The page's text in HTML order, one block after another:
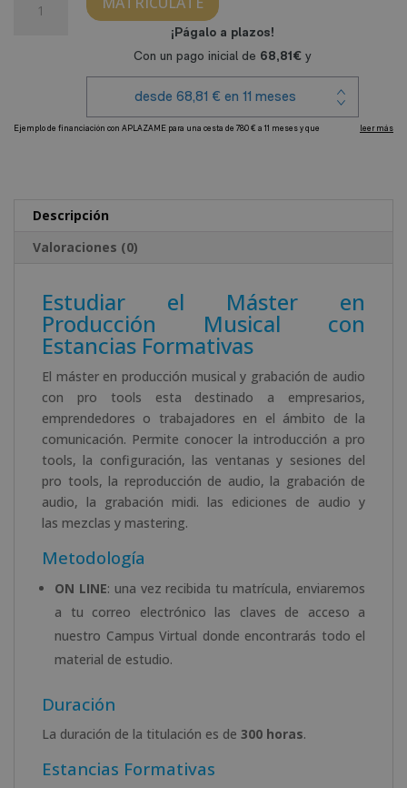
3.120,00€.
de
(Incluye
Estancias
Descripción
Valoraciones (0)
Estudiar el Máster en
Producción Musical con
Estancias Formativas
El máster en producción musical y grabación de audio
con pro tools esta destinado a empresarios,
emprendedores o trabajadores en el ámbito de la
comunicación. Permite conocer la introducción a pro
tools, la configuración, las ventanas y sesiones del
pro tools, la reproducción de audio, la grabación de
audio, la grabación midi. las ediciones de audio y
las mezclas y mastering.
Metodología
ON LINE: una vez recibida tu matrícula, enviaremos
a tu correo electrónico las claves de acceso a
nuestro Campus Virtual donde encontrarás todo el
material de estudio.
Duración
La duración de la titulación es de 300 horas.
Estancias Formativas